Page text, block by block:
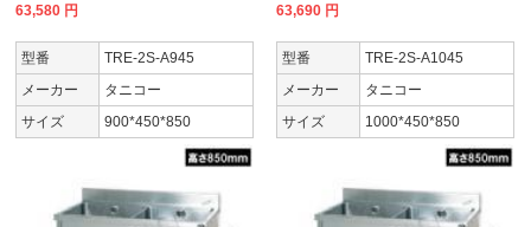
63,580 円
型番
TRE-2S-A945
メーカー
タニコー
サイズ
900*450*850
63,690 円
型番
TRE-2S-A1045
メーカー
タニコー
サイズ
1000*450*850